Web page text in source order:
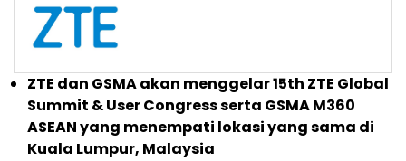
ZTE dan GSMA akan menggelar 15th ZTE Global
Summit & User Congress serta GSMA M360
ASEAN yang menempati lokasi yang sama di
Kuala Lumpur, Malaysia